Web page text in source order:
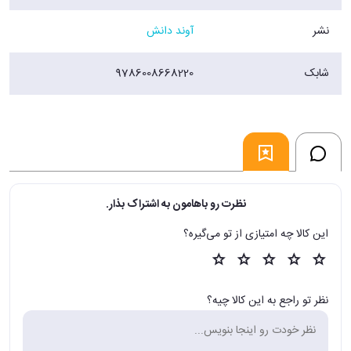
نشر آوند دانش
شابک 9786008668220
نظرت رو باهامون به اشتراک بذار.
این کالا چه امتیازی از تو می‌گیره؟
نظر تو راجع به این کالا چیه؟